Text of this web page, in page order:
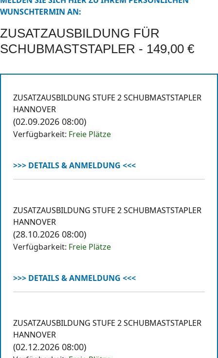
WUNSCHTERMIN AN:
ZUSATZAUSBILDUNG FÜR
SCHUBMASTSTAPLER - 149,00 €
ZUSATZAUSBILDUNG STUFE 2 SCHUBMASTSTAPLER
HANNOVER
(02.09.2026 08:00)
Verfügbarkeit: Freie Plätze
>>> DETAILS & ANMELDUNG <<<
ZUSATZAUSBILDUNG STUFE 2 SCHUBMASTSTAPLER
HANNOVER
(28.10.2026 08:00)
Verfügbarkeit: Freie Plätze
>>> DETAILS & ANMELDUNG <<<
ZUSATZAUSBILDUNG STUFE 2 SCHUBMASTSTAPLER
HANNOVER
(02.12.2026 08:00)